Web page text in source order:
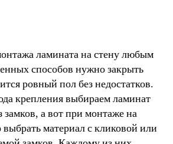
ламината на стену любым
способов нужно закрыть
ровный пол без недостатков.
крепления выбираем ламинат
замков, а вот при монтаже на
материал с кликовой или